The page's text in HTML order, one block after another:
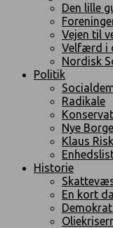
Den lille
Vejen til
Velfærd i
Nordisk
Politik
Radikale
Nye
Klaus
Historie
En kort